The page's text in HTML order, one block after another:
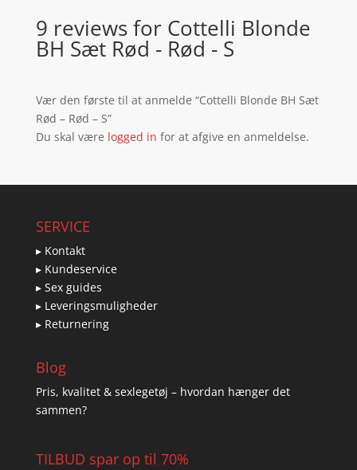
9 reviews for Cottelli Blonde
BH Sæt Rød - Rød - S
Vær den første til at anmelde “Cottelli Blonde BH Sæt
Rød – Rød – S”
Du skal være logged in for at afgive en anmeldelse.
SERVICE
▸ Kontakt
▸ Kundeservice
▸ Sex guides
▸ Leveringsmuligheder
▸ Returnering
Blog
Pris, kvalitet & sexlegetøj – hvordan hænger det
sammen?
TILBUD spar op til 70%